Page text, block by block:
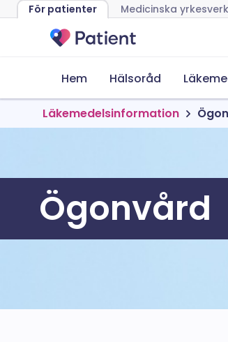
För patienter Medicinska
Hem Hälsoråd
Läkemedelsinformation
Ögonvård